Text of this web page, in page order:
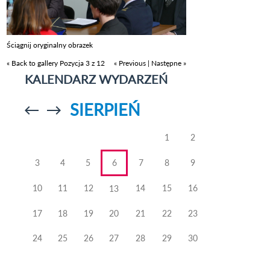
Ściągnij oryginalny obrazek
« Back to gallery Pozycja 3 z 12 « Previous | Następne »
KALENDARZ WYDARZEŃ
Przejdź doPrzejdź do
SIERPIEŃ
1 2
3 4 5 6 7 8 9
10 11 12 13 14 15 16
17 18 19 20 21 22 23
24 25 26 27 28 29 30